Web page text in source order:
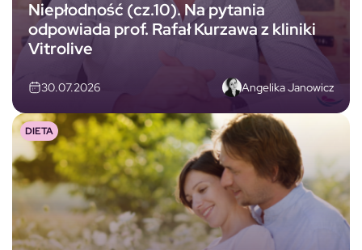
Niepłodność (cz.10). Na pytania
odpowiada prof. Rafał Kurzawa z kliniki
Vitrolive
30.07.2026 Angelika Janowicz
DIETA